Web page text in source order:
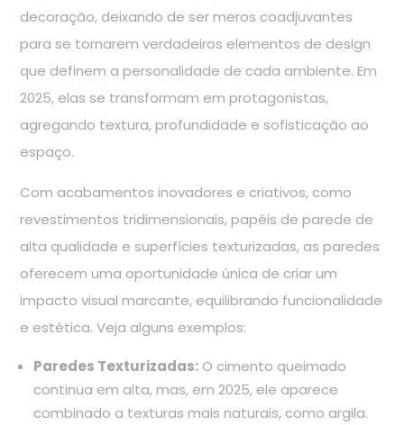
decoração, deixando de ser meros coadjuvantes
para se tornarem verdadeiros elementos de design
que definem a personalidade de cada ambiente. Em
2025, elas se transformam em protagonistas,
agregando textura, profundidade e sofisticação ao
espaço.
Com acabamentos inovadores e criativos, como
revestimentos tridimensionais, papéis de parede de
alta qualidade e superfícies texturizadas, as paredes
oferecem uma oportunidade única de criar um
impacto visual marcante, equilibrando funcionalidade
e estética. Veja alguns exemplos:
Paredes Texturizadas: O cimento queimado
continua em alta, mas, em 2025, ele aparece
combinado a texturas mais naturais, como argila.